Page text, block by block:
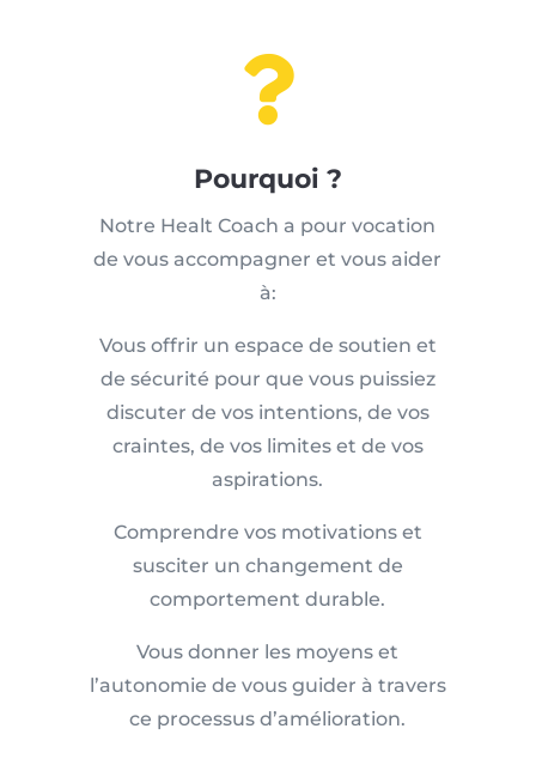

Pourquoi ?
Notre Healt Coach a pour vocation
de vous accompagner et vous aider
à:
Vous offrir un espace de soutien et
de sécurité pour que vous puissiez
discuter de vos intentions, de vos
craintes, de vos limites et de vos
aspirations.
Comprendre vos motivations et
susciter un changement de
comportement durable.
Vous donner les moyens et
l’autonomie de vous guider à travers
ce processus d’amélioration.